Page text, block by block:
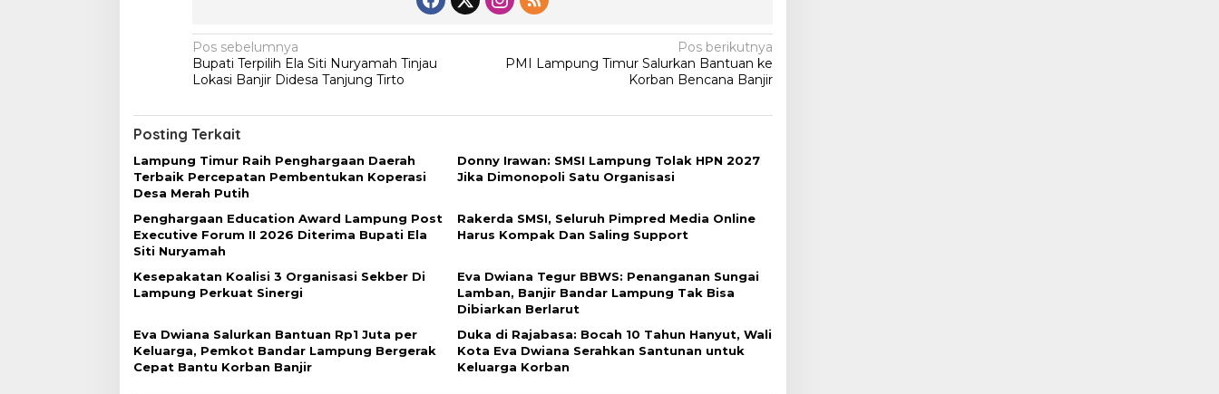
N
a
i
g
a
s
i
p
o
s
Pos sebelumnya
Bupati Terpilih Ela Siti Nuryamah Tinjau
Lokasi Banjir Didesa Tanjung Tirto
Pos berikutnya
PMI Lampung Timur Salurkan Bantuan ke
Korban Bencana Banjir
Posting Terkait
Lampung Timur Raih Penghargaan Daerah
Terbaik Percepatan Pembentukan Koperasi
Desa Merah Putih
Donny Irawan: SMSI Lampung Tolak HPN 2027
Jika Dimonopoli Satu Organisasi
Penghargaan Education Award Lampung Post
Executive Forum II 2026 Diterima Bupati Ela
Siti Nuryamah
Rakerda SMSI, Seluruh Pimpred Media Online
Harus Kompak Dan Saling Support
Kesepakatan Koalisi 3 Organisasi Sekber Di
Lampung Perkuat Sinergi
Eva Dwiana Tegur BBWS: Penanganan Sungai
Lamban, Banjir Bandar Lampung Tak Bisa
Dibiarkan Berlarut
Eva Dwiana Salurkan Bantuan Rp1 Juta per
Keluarga, Pemkot Bandar Lampung Bergerak
Cepat Bantu Korban Banjir
Duka di Rajabasa: Bocah 10 Tahun Hanyut, Wali
Kota Eva Dwiana Serahkan Santunan untuk
Keluarga Korban